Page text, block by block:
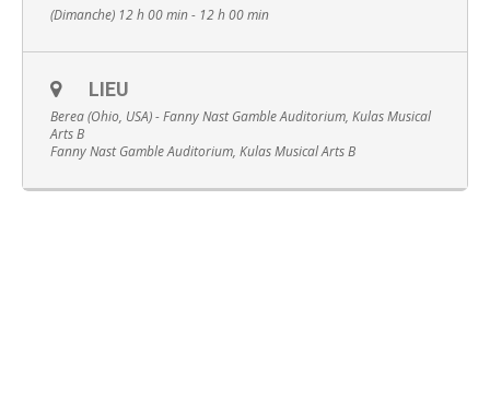
(Dimanche) 12 h 00 min - 12 h 00 min
LIEU
Berea (Ohio, USA) - Fanny Nast Gamble Auditorium, Kulas Musical
Arts B
Fanny Nast Gamble Auditorium, Kulas Musical Arts B